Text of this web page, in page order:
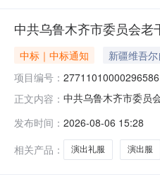
中共乌鲁木齐市委员会
中标｜中标通知
新疆维吾
项目编号：
正文内容： 中共乌鲁木齐市委员
所在行政区划编码
发布时间： 2026-08-06 15:28
相关产品：
演出礼服 演出服